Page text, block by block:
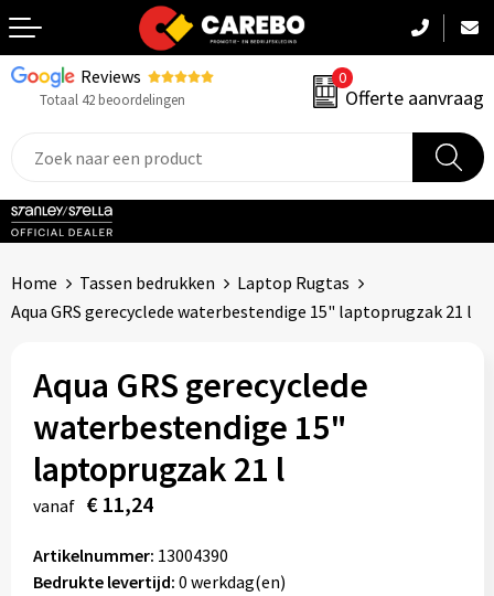
Reviews
Totaal 42 beoordelingen
0
Offerte aanvraag
Terug
Sportkleding
Handdoeken & Dekens
Kinderkleding
Tassen
Relatiegeschenken
Home Tassen bedrukken
Laptop Rugtas
Aqua GRS gerecyclede waterbestendige 15" laptoprugzak 21 l
Aqua GRS gerecyclede
waterbestendige 15"
laptoprugzak 21 l
vanaf € 11,24
Artikelnummer: 13004390
Bedrukte levertijd: 0 werkdag(en)